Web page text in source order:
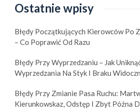
Ostatnie wpisy
Błędy Początkujących Kierowców Po
– Co Poprawić Od Razu
Błędy Przy Wyprzedzaniu – Jak
Wyprzedzania Na Styk I Braku
Błędy Przy Zmianie Pasa Ruchu:
Kierunkowskaz, Odstęp I Zbyt Późna